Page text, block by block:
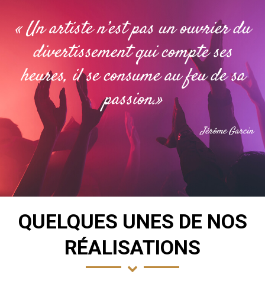
« Un artiste n’est pas un ouvrier du
divertissement qui compte ses
heures, il se consume au feu de sa
passion.»
Jérôme Garcin
QUELQUES UNES DE NOS
RÉALISATIONS